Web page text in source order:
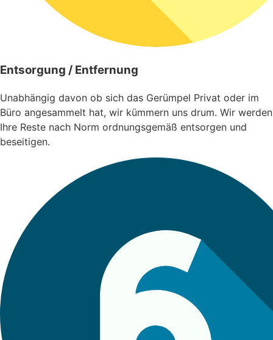
Entsorgung / Entfernung
Unabhängig davon ob sich das Gerümpel Privat oder im
Büro angesammelt hat, wir kümmern uns drum. Wir werden
Ihre Reste nach Norm ordnungsgemäß entsorgen und
beseitigen.